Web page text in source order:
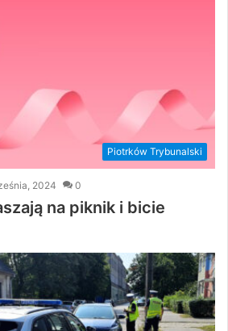
Piotrków Trybunalski
2024 0
na piknik i bicie